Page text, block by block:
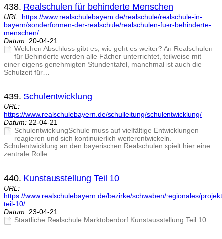
438. Realschulen für behinderte Menschen
URL: https://www.realschulebayern.de/realschule/realschule-in-
bayern/sonderformen-der-realschule/realschulen-fuer-behinderte-
menschen/
Datum: 20-04-21
Welchen Abschluss gibt es, wie geht es weiter? An Realschulen
für Behinderte werden alle Fächer unterrichtet, teilweise mit
einer eigens genehmigten Stundentafel, manchmal ist auch die
Schulzeit für…
439. Schulentwicklung
URL:
https://www.realschulebayern.de/schulleitung/schulentwicklung/
Datum: 22-04-21
SchulentwicklungSchule muss auf vielfältige Entwicklungen
reagieren und sich kontinuierlich weiterentwickeln.
Schulentwicklung an den bayerischen Realschulen spielt hier eine
zentrale Rolle. …
440. Kunstausstellung Teil 10
URL:
https://www.realschulebayern.de/bezirke/schwaben/regionales/
teil-10/
Datum: 23-04-21
Staatliche Realschule Marktoberdorf Kunstausstellung Teil 10